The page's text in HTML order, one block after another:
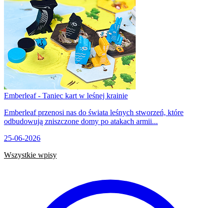
Emberleaf - Taniec kart w leśnej krainie
Emberleaf przenosi nas do świata leśnych stworzeń, które
odbudowują zniszczone domy po atakach armii...
25-06-2026
Wszystkie wpisy